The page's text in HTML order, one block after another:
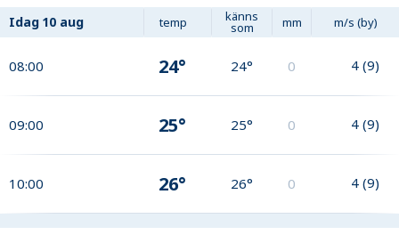
Idag 10 aug temp känns
som mm m/s (by)
08:00 24° 24° 0 4 (9)
09:00 25° 25° 0 4 (9)
10:00 26° 26° 0 4 (9)